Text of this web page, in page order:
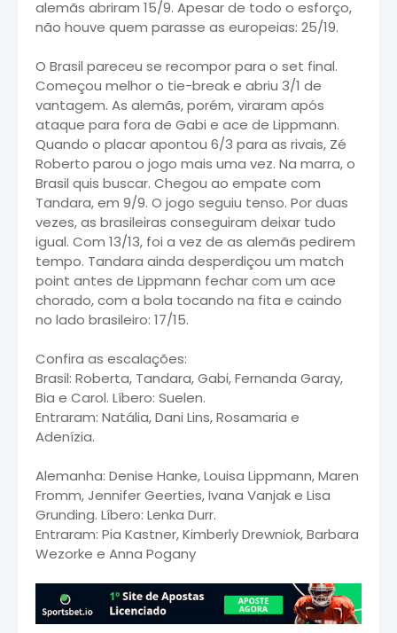
alemãs abriram 15/9. Apesar de todo o esforço,
não houve quem parasse as europeias: 25/19.
O Brasil pareceu se recompor para o set final.
Começou melhor o tie-break e abriu 3/1 de
vantagem. As alemãs, porém, viraram após
ataque para fora de Gabi e ace de Lippmann.
Quando o placar apontou 6/3 para as rivais, Zé
Roberto parou o jogo mais uma vez. Na marra, o
Brasil quis buscar. Chegou ao empate com
Tandara, em 9/9. O jogo seguiu tenso. Por duas
vezes, as brasileiras conseguiram deixar tudo
igual. Com 13/13, foi a vez de as alemãs pedirem
tempo. Tandara ainda desperdiçou um match
point antes de Lippmann fechar com um ace
chorado, com a bola tocando na fita e caindo
no lado brasileiro: 17/15.
Confira as escalações:
Brasil: Roberta, Tandara, Gabi, Fernanda Garay,
Bia e Carol. Líbero: Suelen.
Entraram: Natália, Dani Lins, Rosamaria e
Adenízia.
Alemanha: Denise Hanke, Louisa Lippmann, Maren
Fromm, Jennifer Geerties, Ivana Vanjak e Lisa
Grunding. Líbero: Lenka Durr.
Entraram: Pia Kastner, Kimberly Drewniok, Barbara
Wezorke e Anna Pogany